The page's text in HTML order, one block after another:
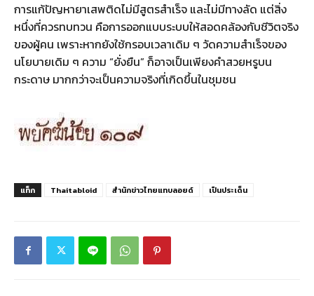
การแก้ปัญหายาเสพติดไม่มีสูตรสำเร็จ และไม่มีทางลัด แต่สิ่ง
หนึ่งที่ควรทบทวน คือการออกแบบระบบให้สอดคล้องกับชีวิตจริง
ของผู้คน เพราะหากยังใช้กรอบเวลาเดิม ๆ วัดความสำเร็จของ
นโยบายเดิม ๆ ความ “ยั่งยืน” ก็อาจเป็นเพียงคำสวยหรูบน
กระดาษ มากกว่าจะเป็นความจริงที่เกิดขึ้นในชุมชน
แท็ก Thaitabloid สำนักข่าวไทยแทบลอยด์ เป็นประเด็น